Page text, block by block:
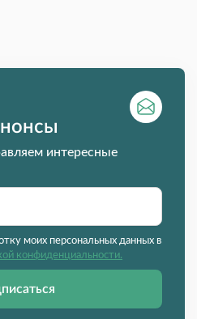
интересные
моих персональных данных в
конфиденциальности.